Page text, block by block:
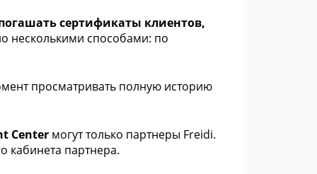
сертификаты клиентов,
несколькими способами: по
просматривать полную историю
Center могут только партнеры Freidi.
кабинета партнера.